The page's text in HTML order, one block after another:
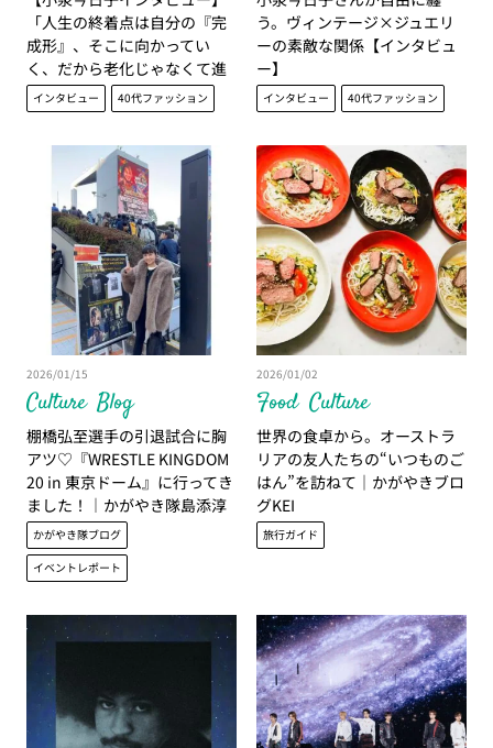
「人生の終着点は自分の『完
成形』、そこに向かってい
く、だから老化じゃなくて進
化」
インタビュー 40代ファッション
う。ヴィンテージ×ジュエリ
ーの素敵な関係【インタビュ
ー】
インタビュー 40代ファッション
Culture Blog
2026/01/15
棚橋弘至選手の引退試合に胸
アツ♡『WRESTLE KINGDOM
20 in 東京ドーム』に行ってき
ました！｜かがやき隊島添淳
子かがやき隊ブログ
イベントレポート
Food Culture
2026/01/02
世界の食卓から。オーストラ
リアの友人たちの“いつものご
はん”を訪ねて｜かがやきブロ
グKEI
旅行ガイド